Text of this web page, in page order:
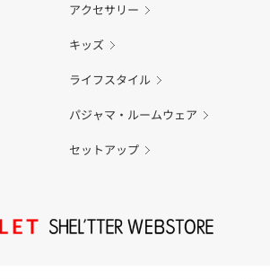
アクセサリー
キッズ
ライフスタイル
パジャマ・ルームウェア
セットアップ